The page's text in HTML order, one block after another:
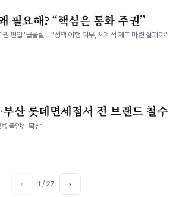
필요해? “핵심은 통화 주권”
편입 '급물살'…"정책 이행 여부, 체계적 제도 마련 살펴야"
산 롯데면세점서 전 브랜드 철수
불안감 확산
‹ 1 / 27 ›